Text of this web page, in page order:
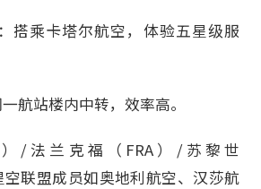
搭乘卡塔尔航空，体验五星级服
航站楼内中转，效率高。
/法兰克福（FRA）/苏黎世
空联盟成员如奥地利航空、汉莎航